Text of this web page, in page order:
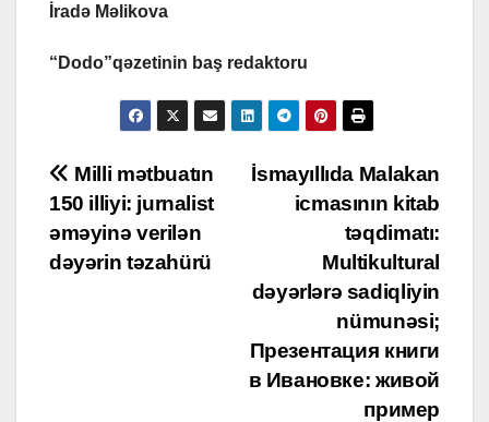
İradə Məlikova
“Dodo”qəzetinin baş redaktoru
Post
navigation
İsmayıllıda Malakan
icmasının kitab
təqdimatı:
Multikultural
dəyərlərə sadiqliyin
nümunəsi;
Презентация книги
в Ивановке: живой
пример
Milli mətbuatın
150 illiyi: jurnalist
əməyinə verilən
dəyərin təzahürü